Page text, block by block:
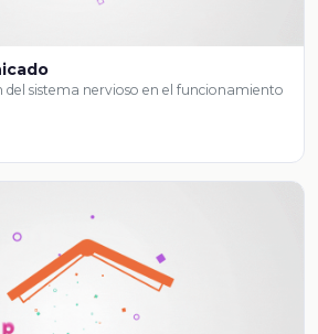
del sistema nervioso en el funcionamiento